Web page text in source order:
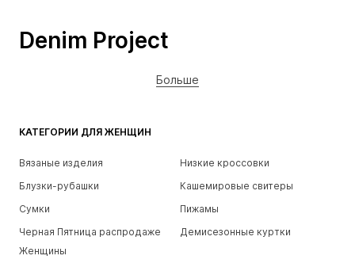
КАТЕГОРИИ ДЛЯ ЖЕНЩИН
Вязаные изделия
Низкие кроссовки
Блузки-рубашки
Кашемировые свитеры
Сумки
Пижамы
Черная Пятница распродаже
Женщины
Демисезонные куртки
Denim Project
Больше